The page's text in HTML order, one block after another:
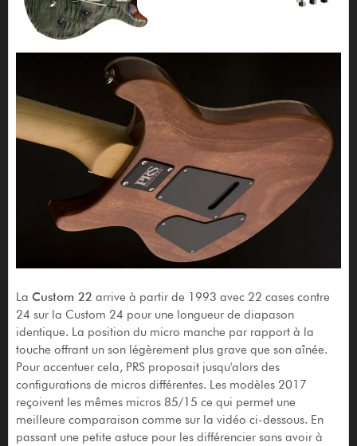
La Custom 22 arrive à partir de 1993 avec 22 cases contre
24 sur la Custom 24 pour une longueur de diapason
identique. La position du micro manche par rapport à la
touche offrant un son légèrement plus grave que son aînée.
Pour accentuer cela, PRS proposait jusqu'alors des
configurations de micros différentes. Les modèles 2017
reçoivent les mêmes micros 85/15 ce qui permet une
meilleure comparaison comme sur la vidéo ci-dessous. En
passant une petite astuce pour les différencier sans avoir à